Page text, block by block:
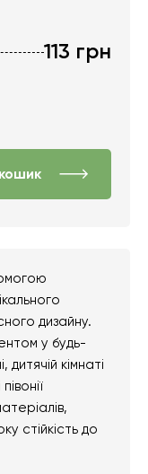
113 грн
дизайну.
у будь-
дитячій кімнаті
стійкість до